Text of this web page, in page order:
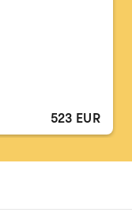
523 EUR